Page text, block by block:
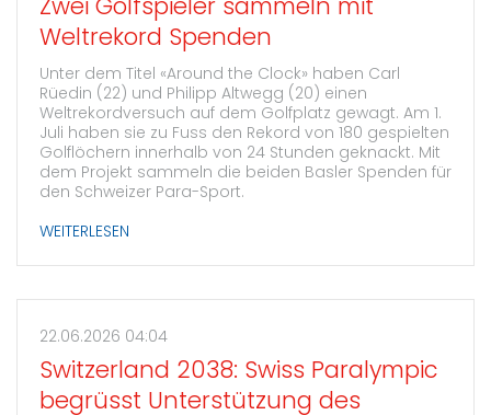
Zwei Golfspieler sammeln mit
Weltrekord Spenden
Unter dem Titel «Around the Clock» haben Carl
Rüedin (22) und Philipp Altwegg (20) einen
Weltrekordversuch auf dem Golfplatz gewagt. Am 1.
Juli haben sie zu Fuss den Rekord von 180 gespielten
Golflöchern innerhalb von 24 Stunden geknackt. Mit
dem Projekt sammeln die beiden Basler Spenden für
den Schweizer Para-Sport.
WEITERLESEN
22.06.2026 04:04
Switzerland 2038: Swiss Paralympic
begrüsst Unterstützung des